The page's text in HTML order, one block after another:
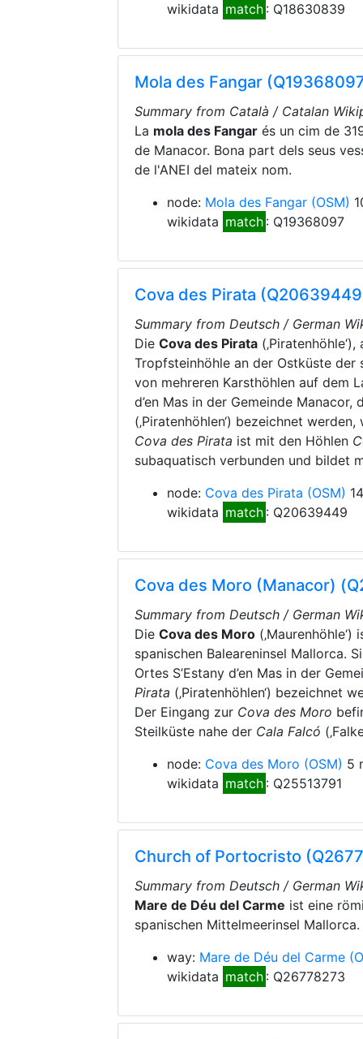
wikidata match : Q18630839
Mola des Fangar
Summary from Català / Catalan
La mola des Fangar és un cim de
de Manacor. Bona part dels seus
de l'ANEI del mateix nom.
node: Mola des Fangar (OSM)
wikidata match : Q19368097
Cova des Pirata
Summary from Deutsch / German
Die Cova des Pirata
Tropfsteinhöhle an der Ostküste der
von mehreren Karsthöhlen auf dem
d’en Mas in der Gemeinde Manacor,
(‚Piratenhöhlen‘) bezeichnet
Cova des Pirata ist mit den Höhlen
subaquatisch verbunden und bildet
node: Cova des Pirata (OSM)
wikidata match : Q20639449
Cova des Moro (Manacor)
Summary from Deutsch / German
Die Cova des Moro
spanischen Baleareninsel Mallorca.
Ortes S’Estany d’en Mas in der
Pirata (‚Piratenhöhlen‘) bezeichnet
Der Eingang zur Cova des Moro
Steilküste nahe der Cala Falcó
node: Cova des Moro (OSM) 5
wikidata match : Q25513791
Church of Portocristo
Summary from Deutsch / German
Mare de Déu del Carme ist eine
spanischen Mittelmeerinsel Mallorca.
way: Mare de Déu del Carme
wikidata match : Q26778273